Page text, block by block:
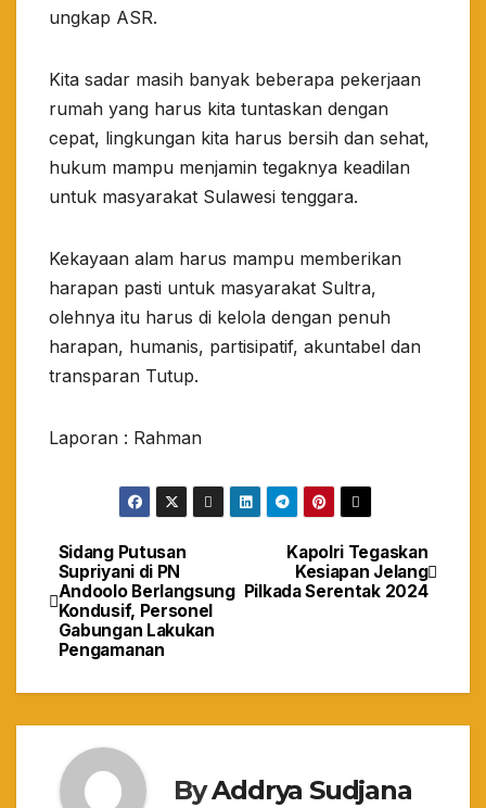
ungkap ASR.
Kita sadar masih banyak beberapa pekerjaan
rumah yang harus kita tuntaskan dengan
cepat, lingkungan kita harus bersih dan sehat,
hukum mampu menjamin tegaknya keadilan
untuk masyarakat Sulawesi tenggara.
Kekayaan alam harus mampu memberikan
harapan pasti untuk masyarakat Sultra,
olehnya itu harus di kelola dengan penuh
harapan, humanis, partisipatif, akuntabel dan
transparan Tutup.
Laporan : Rahman
Navigasi
pos
Kapolri Tegaskan
Kesiapan Jelang
Pilkada Serentak 2024
Sidang Putusan
Supriyani di PN
Andoolo Berlangsung
Kondusif, Personel
Gabungan Lakukan
Pengamanan
ByAddrya Sudjana